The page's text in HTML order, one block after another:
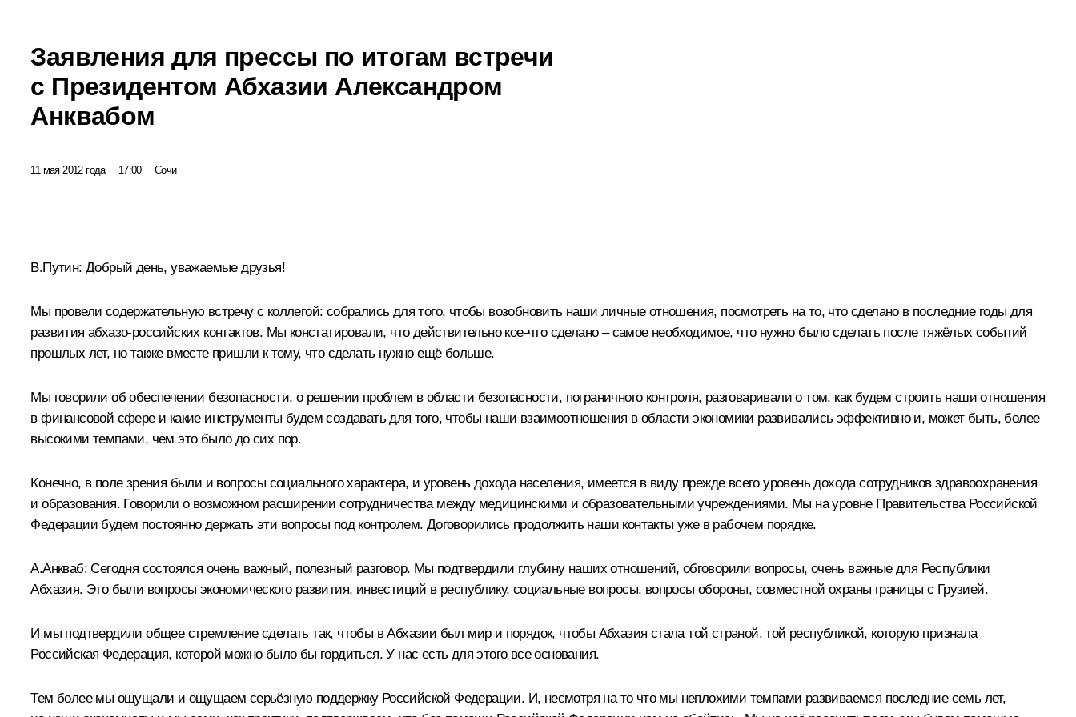
Заявления для прессы по итогам встречи
с Президентом Абхазии Александром
Анквабом
11 мая 2012 года 17:00 Сочи
В.Путин: Добрый день, уважаемые друзья!
Мы провели содержательную встречу с коллегой: собрались для того, чтобы возобновить наши личные отношения, посмотреть на то, что сделано в последние годы для
развития абхазо-российских контактов. Мы констатировали, что действительно кое‑что сделано – самое необходимое, что нужно было сделать после тяжёлых событий
прошлых лет, но также вместе пришли к тому, что сделать нужно ещё больше.
Мы говорили об обеспечении безопасности, о решении проблем в области безопасности, пограничного контроля, разговаривали о том, как будем строить наши отношения
в финансовой сфере и какие инструменты будем создавать для того, чтобы наши взаимоотношения в области экономики развивались эффективно и, может быть, более
высокими темпами, чем это было до сих пор.
Конечно, в поле зрения были и вопросы социального характера, и уровень дохода населения, имеется в виду прежде всего уровень дохода сотрудников здравоохранения
и образования. Говорили о возможном расширении сотрудничества между медицинскими и образовательными учреждениями. Мы на уровне Правительства Российской
Федерации будем постоянно держать эти вопросы под контролем. Договорились продолжить наши контакты уже в рабочем порядке.
А.Анкваб: Сегодня состоялся очень важный, полезный разговор. Мы подтвердили глубину наших отношений, обговорили вопросы, очень важные для Республики
Абхазия. Это были вопросы экономического развития, инвестиций в республику, социальные вопросы, вопросы обороны, совместной охраны границы с Грузией.
И мы подтвердили общее стремление сделать так, чтобы в Абхазии был мир и порядок, чтобы Абхазия стала той страной, той республикой, которую признала
Российская Федерация, которой можно было бы гордиться. У нас есть для этого все основания.
Тем более мы ощущали и ощущаем серьёзную поддержку Российской Федерации. И, несмотря на то что мы неплохими темпами развиваемся последние семь лет,